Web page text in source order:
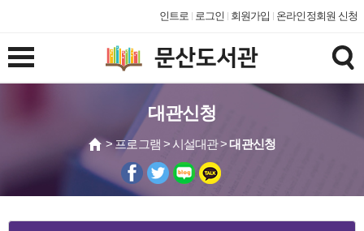
인트로 로그인 회원가입 온라인정회원 신청
대관신청
> 프로그램 > 시설대관 >대관신청